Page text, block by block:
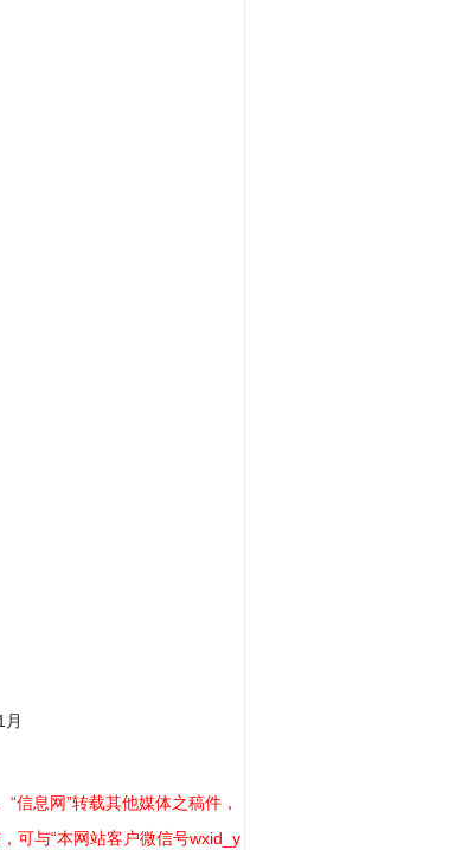
信息网”转载其他媒体之稿件，
可与“本网站客户微信号wxid_y